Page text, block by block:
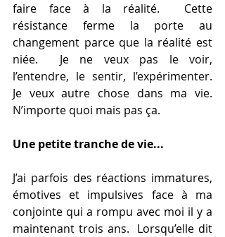
faire face à la réalité.  Cette
résistance ferme la porte au
changement parce que la réalité est
niée.  Je ne veux pas le voir,
l’entendre, le sentir, l’expérimenter.
Je veux autre chose dans ma vie.
N’importe quoi mais pas ça.
Une petite tranche de vie...
J’ai parfois des réactions immatures,
émotives et impulsives face à ma
conjointe qui a rompu avec moi il y a
maintenant trois ans.  Lorsqu’elle dit